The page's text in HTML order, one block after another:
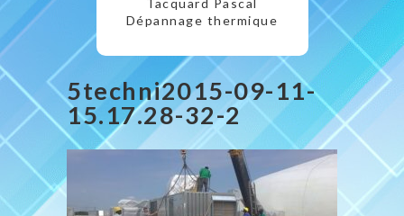
Tacquard Pascal
Dépannage thermique
5techni2015-09-11-
15.17.28-32-2